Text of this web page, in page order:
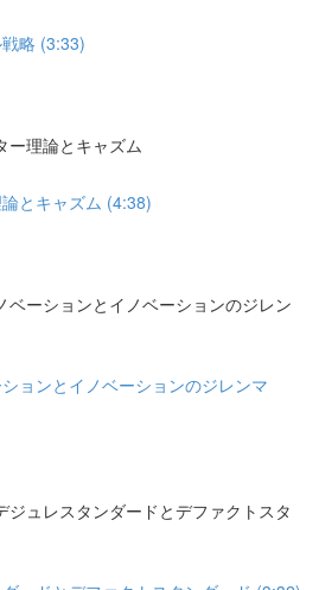
略 (3:33)
理論とキャズム
とキャズム (4:38)
ーションとイノベーションのジレン
ョンとイノベーションのジレンマ
ュレスタンダードとデファクトスタ